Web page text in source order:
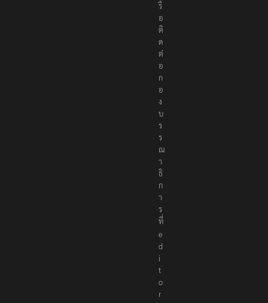
รื
อ
ติ
ด
ต่
อ
ก
อ
ง
บ
ร
ร
ณ
า
ธิ
ก
า
ร
ที่
e
d
i
t
o
r